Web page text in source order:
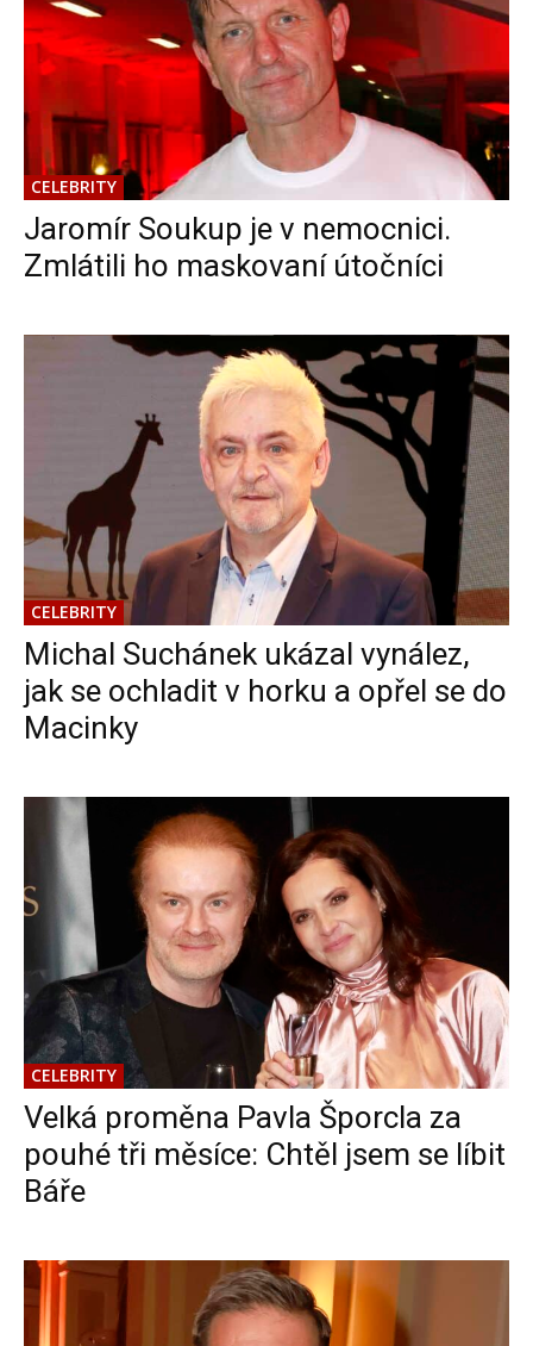
CELEBRITY
Jaromír Soukup je v nemocnici.
Zmlátili ho maskovaní útočníci
CELEBRITY
Michal Suchánek ukázal vynález,
jak se ochladit v horku a opřel se do
Macinky
CELEBRITY
Velká proměna Pavla Šporcla za
pouhé tři měsíce: Chtěl jsem se líbit
Báře